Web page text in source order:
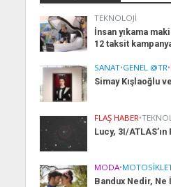
TEKNOLOJI
İnsan yıkama
12 taksit
SANAT•GENEL @TR•
Simay Kışlaoğlu
FLAŞ HABER•
Lucy, 3I/
MODA•
Bandux Nedir, Ne